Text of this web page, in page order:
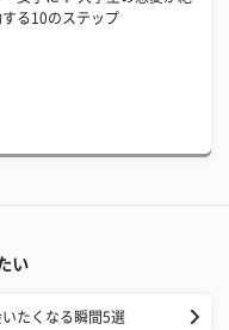
る10のステップ
い
たくなる瞬間5選